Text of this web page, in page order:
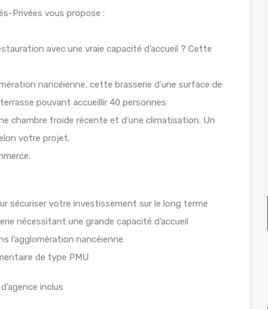
Privées vous propose :
avec une vraie capacité d’accueil ? Cette
nancéienne, cette brasserie d’une surface de
pouvant accueillir 40 personnes
chambre froide récente et d’une climatisation. Un
votre projet.
sécuriser votre investissement sur le long terme
nécessitant une grande capacité d’accueil
l’agglomération nancéienne
de type PMU
inclus